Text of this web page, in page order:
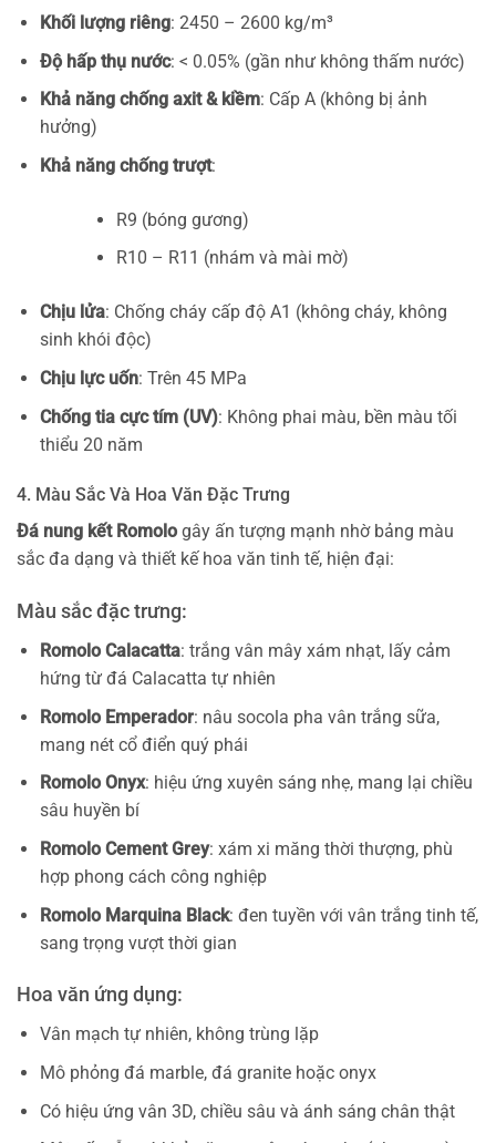
Khối lượng riêng: 2450 – 2600 kg/m³
Độ hấp thụ nước: < 0.05% (gần như không thấm nước)
Khả năng chống axit & kiềm: Cấp A (không bị ảnh
hưởng)
Khả năng chống trượt:
R9 (bóng gương)
R10 – R11 (nhám và mài mờ)
Chịu lửa: Chống cháy cấp độ A1 (không cháy, không
sinh khói độc)
Chịu lực uốn: Trên 45 MPa
Chống tia cực tím (UV): Không phai màu, bền màu tối
thiểu 20 năm
4. Màu Sắc Và Hoa Văn Đặc Trưng
Đá nung kết Romolo gây ấn tượng mạnh nhờ bảng màu
sắc đa dạng và thiết kế hoa văn tinh tế, hiện đại:
Màu sắc đặc trưng:
Romolo Calacatta: trắng vân mây xám nhạt, lấy cảm
hứng từ đá Calacatta tự nhiên
Romolo Emperador: nâu socola pha vân trắng sữa,
mang nét cổ điển quý phái
Romolo Onyx: hiệu ứng xuyên sáng nhẹ, mang lại chiều
sâu huyền bí
Romolo Cement Grey: xám xi măng thời thượng, phù
hợp phong cách công nghiệp
Romolo Marquina Black: đen tuyền với vân trắng tinh tế,
sang trọng vượt thời gian
Hoa văn ứng dụng:
Vân mạch tự nhiên, không trùng lặp
Mô phỏng đá marble, đá granite hoặc onyx
Có hiệu ứng vân 3D, chiều sâu và ánh sáng chân thật